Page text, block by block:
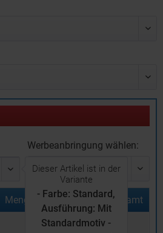
Dieser Artikel ist in der
Variante
- Farbe: Standard,
Ausführung: Mit
Standardmotiv -
Werbeanbringung wählen:
Menge Stückpreis Gesamt